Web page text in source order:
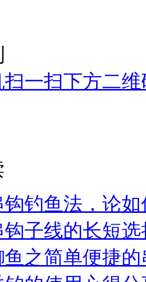
扫一扫下方二
钓鱼法，论
子线的长短选
鱼之简单便捷